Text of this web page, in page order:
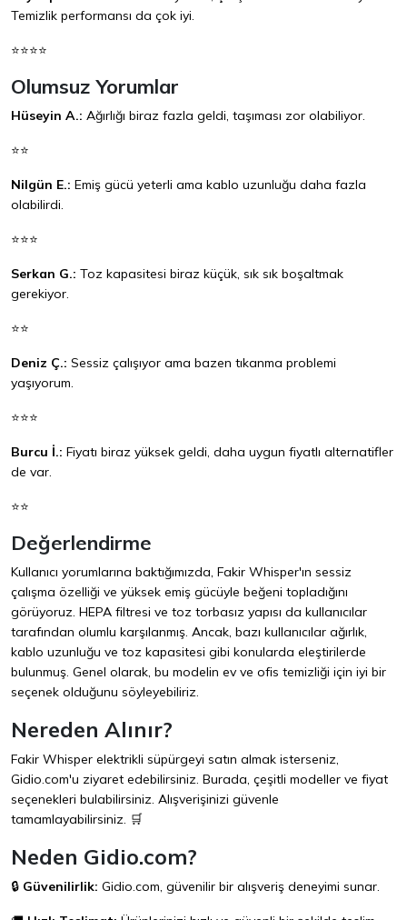
Temizlik performansı da çok iyi.
⭐⭐⭐⭐
Olumsuz Yorumlar
Hüseyin A.: Ağırlığı biraz fazla geldi, taşıması zor olabiliyor.
⭐⭐
Nilgün E.: Emiş gücü yeterli ama kablo uzunluğu daha fazla
olabilirdi.
⭐⭐⭐
Serkan G.: Toz kapasitesi biraz küçük, sık sık boşaltmak
gerekiyor.
⭐⭐
Deniz Ç.: Sessiz çalışıyor ama bazen tıkanma problemi
yaşıyorum.
⭐⭐⭐
Burcu İ.: Fiyatı biraz yüksek geldi, daha uygun fiyatlı alternatifler
de var.
⭐⭐
Değerlendirme
Kullanıcı yorumlarına baktığımızda, Fakir Whisper'ın sessiz
çalışma özelliği ve yüksek emiş gücüyle beğeni topladığını
görüyoruz. HEPA filtresi ve toz torbasız yapısı da kullanıcılar
tarafından olumlu karşılanmış. Ancak, bazı kullanıcılar ağırlık,
kablo uzunluğu ve toz kapasitesi gibi konularda eleştirilerde
bulunmuş. Genel olarak, bu modelin ev ve ofis temizliği için iyi bir
seçenek olduğunu söyleyebiliriz.
Nereden Alınır?
Fakir Whisper elektrikli süpürgeyi satın almak isterseniz,
Gidio.com'u ziyaret edebilirsiniz. Burada, çeşitli modeller ve fiyat
seçenekleri bulabilirsiniz. Alışverişinizi güvenle
tamamlayabilirsiniz. 🛒
Neden Gidio.com?
🔒 Güvenilirlik: Gidio.com, güvenilir bir alışveriş deneyimi sunar.